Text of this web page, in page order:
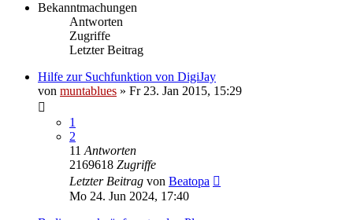
Bekanntmachungen
Antworten
Zugriffe
Letzter Beitrag
Hilfe zur Suchfunktion von DigiJay
von muntablues » Fr 23. Jan 2015, 15:29
1
2
11 Antworten
2169618 Zugriffe
Letzter Beitrag von Beatopa
Mo 24. Jun 2024, 17:40